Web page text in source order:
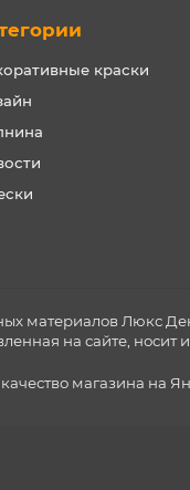
краски
материалов Люкс
на сайте,